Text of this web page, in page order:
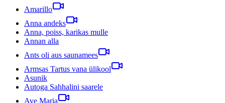
Amarillo
Anna andeks
Anna, poiss, karikas mulle
Annan alla
Ants oli aus saunamees
Armsas Tartus vana ülikool
Asunik
Autoga Sahhalini saarele
Ave Maria